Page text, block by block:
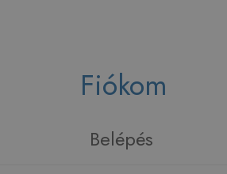
Fiókom
Belépés